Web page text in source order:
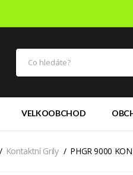
VELKOOBCHOD
Kontaktní Grily PHGR 9000